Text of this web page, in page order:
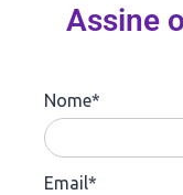
Assine
Nome*
Email*